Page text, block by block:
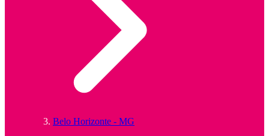
Belo Horizonte - MG